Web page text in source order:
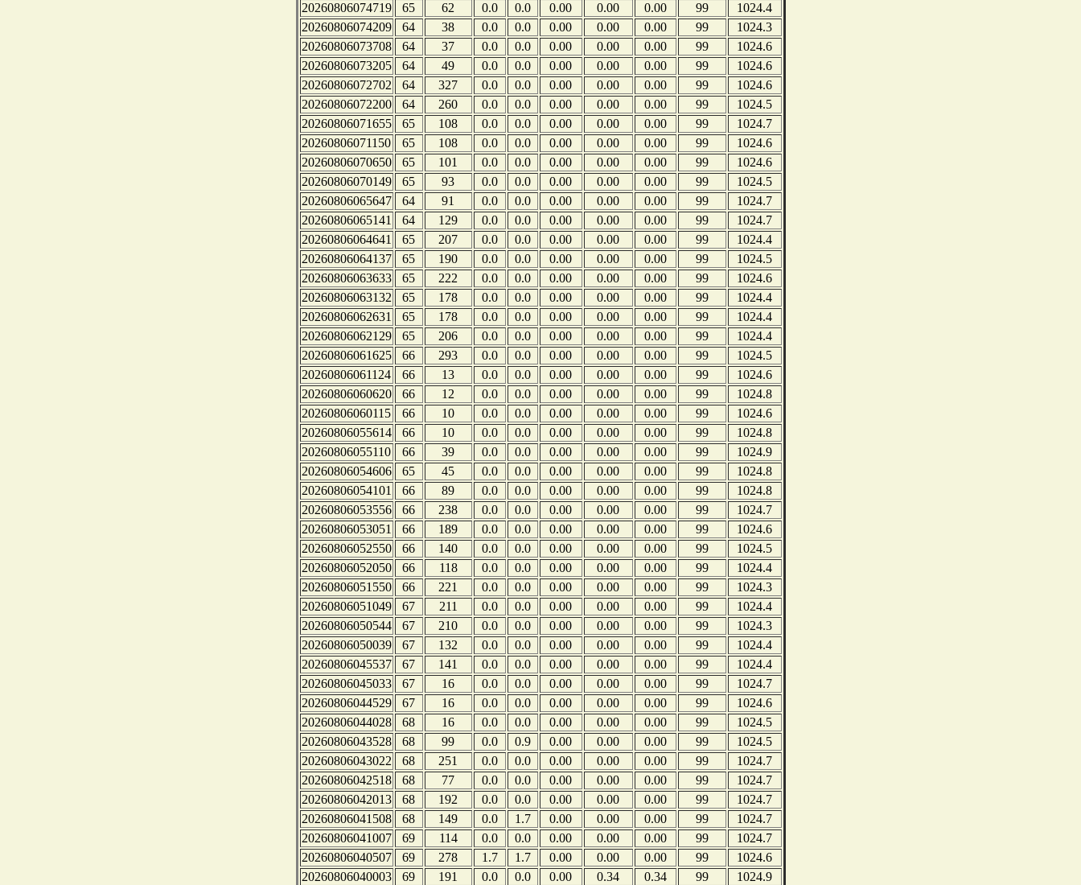
20260806074719
65 62 0.0 0.0 0.00 0.00 0.00 99
1024.4
20260806074209
64 38 0.0 0.0 0.00 0.00 0.00 99
1024.3
20260806073708
64 37 0.0 0.0 0.00 0.00 0.00 99
1024.6
20260806073205
64 49 0.0 0.0 0.00 0.00 0.00 99
1024.6
20260806072702
64 327 0.0 0.0 0.00 0.00 0.00 99
1024.6
20260806072200
64 260 0.0 0.0 0.00 0.00 0.00 99
1024.5
20260806071655
65 108 0.0 0.0 0.00 0.00 0.00 99
1024.7
20260806071150
65 108 0.0 0.0 0.00 0.00 0.00 99
1024.6
20260806070650
65 101 0.0 0.0 0.00 0.00 0.00 99
1024.6
20260806070149
65 93 0.0 0.0 0.00 0.00 0.00 99
1024.5
20260806065647
64 91 0.0 0.0 0.00 0.00 0.00 99
1024.7
20260806065141
64 129 0.0 0.0 0.00 0.00 0.00 99
1024.7
20260806064641
65 207 0.0 0.0 0.00 0.00 0.00 99
1024.4
20260806064137
65 190 0.0 0.0 0.00 0.00 0.00 99
1024.5
20260806063633
65 222 0.0 0.0 0.00 0.00 0.00 99
1024.6
20260806063132
65 178 0.0 0.0 0.00 0.00 0.00 99
1024.4
20260806062631
65 178 0.0 0.0 0.00 0.00 0.00 99
1024.4
20260806062129
65 206 0.0 0.0 0.00 0.00 0.00 99
1024.4
20260806061625
66 293 0.0 0.0 0.00 0.00 0.00 99
1024.5
20260806061124
66 13 0.0 0.0 0.00 0.00 0.00 99
1024.6
20260806060620
66 12 0.0 0.0 0.00 0.00 0.00 99
1024.8
20260806060115
66 10 0.0 0.0 0.00 0.00 0.00 99
1024.6
20260806055614
66 10 0.0 0.0 0.00 0.00 0.00 99
1024.8
20260806055110
66 39 0.0 0.0 0.00 0.00 0.00 99
1024.9
20260806054606
65 45 0.0 0.0 0.00 0.00 0.00 99
1024.8
20260806054101
66 89 0.0 0.0 0.00 0.00 0.00 99
1024.8
20260806053556
66 238 0.0 0.0 0.00 0.00 0.00 99
1024.7
20260806053051
66 189 0.0 0.0 0.00 0.00 0.00 99
1024.6
20260806052550
66 140 0.0 0.0 0.00 0.00 0.00 99
1024.5
20260806052050
66 118 0.0 0.0 0.00 0.00 0.00 99
1024.4
20260806051550
66 221 0.0 0.0 0.00 0.00 0.00 99
1024.3
20260806051049
67 211 0.0 0.0 0.00 0.00 0.00 99
1024.4
20260806050544
67 210 0.0 0.0 0.00 0.00 0.00 99
1024.3
20260806050039
67 132 0.0 0.0 0.00 0.00 0.00 99
1024.4
20260806045537
67 141 0.0 0.0 0.00 0.00 0.00 99
1024.4
20260806045033
67 16 0.0 0.0 0.00 0.00 0.00 99
1024.7
20260806044529
67 16 0.0 0.0 0.00 0.00 0.00 99
1024.6
20260806044028
68 16 0.0 0.0 0.00 0.00 0.00 99
1024.5
20260806043528
68 99 0.0 0.9 0.00 0.00 0.00 99
1024.5
20260806043022
68 251 0.0 0.0 0.00 0.00 0.00 99
1024.7
20260806042518
68 77 0.0 0.0 0.00 0.00 0.00 99
1024.7
20260806042013
68 192 0.0 0.0 0.00 0.00 0.00 99
1024.7
20260806041508
68 149 0.0 1.7 0.00 0.00 0.00 99
1024.7
20260806041007
69 114 0.0 0.0 0.00 0.00 0.00 99
1024.7
20260806040507
69 278 1.7 1.7 0.00 0.00 0.00 99
1024.6
20260806040003
69 191 0.0 0.0 0.00 0.34 0.34 99
1024.9